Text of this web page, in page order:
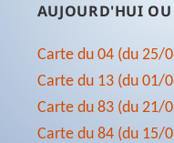
AUJOURD'HUI
Carte du 04 (du 25/
Carte du 13 (du 01/
Carte du 83 (du 21/
Carte du 84 (du 15/